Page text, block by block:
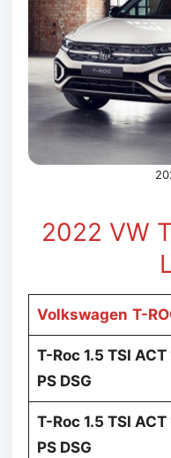
2022 VW
Volkswagen T-
T-Roc 1.5 TSI ACT
PS DSG
T-Roc 1.5 TSI ACT
PS DSG